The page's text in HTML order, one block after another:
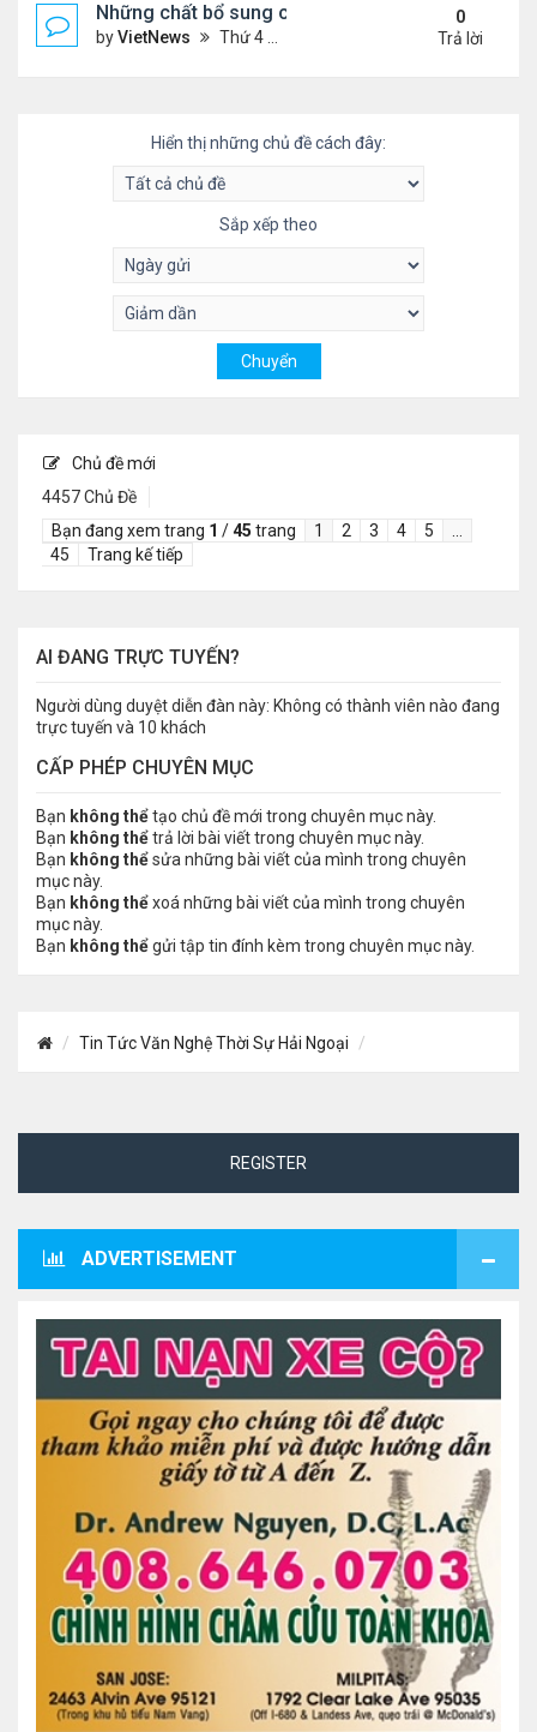
Những chất bổ sung có thể giúp giảm huyết áp
byVietNews Thứ 4 Tháng 7 20, 2022 11:29 am
0
Trả lời
Hiển thị những chủ đề cách đây:
Sắp xếp theo
Chủ đề mới
4457 Chủ Đề
Bạn đang xem trang 1 /45 trang 1 2 3 4 5
45
Trang kế tiếp
AI ĐANG TRỰC TUYẾN?
Người dùng duyệt diễn đàn này: Không có thành viên nào đang
trực tuyến và 10 khách
CẤP PHÉP CHUYÊN MỤC
Bạn không thểtạo chủ đề mới trong chuyên mục này.
Bạn không thểtrả lời bài viết trong chuyên mục này.
Bạn không thểsửa những bài viết của mình trong chuyên
mục này.
Bạn không thểxoá những bài viết của mình trong chuyên
mục này.
Bạn không thểgửi tập tin đính kèm trong chuyên mục này.
Tin Tức Văn Nghệ Thời Sự Hải Ngoại
REGISTER
ADVERTISEMENT